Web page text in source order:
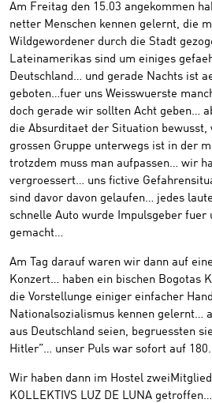
Am Freitag den 15.03 angekommen
netter Menschen kennen gelernt, die
Wildgewordener durch die Stadt
Lateinamerikas sind um einiges
Deutschland… und gerade Nachts ist
geboten…fuer uns Weisswuerste
doch gerade wir sollten Acht geben…
die Absurditaet der Situation bewusst,
grossen Gruppe unterwegs ist in der
trotzdem muss man aufpassen… wir
vergroessert… uns fictive
sind davor davon gelaufen… jedes
schnelle Auto wurde Impulsgeber fuer
gemacht…
Am Tag darauf waren wir dann auf
Konzert… haben ein bischen Bogotas
die Vorstellunge einiger einfacher
Nationalsozialismus kennen gelernt…
aus Deutschland seien, begruessten
Hitler”… unser Puls war sofort auf
Wir haben dann im Hostel
KOLLEKTIVS LUZ DE LUNA